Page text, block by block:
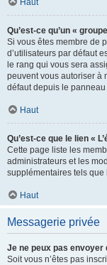
Haut
Qu’est-ce qu’un «
Si vous êtes membre de
d’utilisateurs par défaut
le rang qui vous sera
peuvent vous autoriser à
défaut depuis le
Haut
Qu’est-ce que le lien «
Cette page liste les
administrateurs et les
supplémentaires tels que
Haut
Messagerie privée
Je ne peux pas
Soit vous n’êtes pas